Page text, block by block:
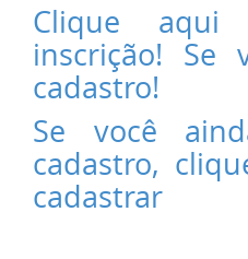
Clique
inscrição! Se
cadastro!
Se você
cadastro,
cadastrar